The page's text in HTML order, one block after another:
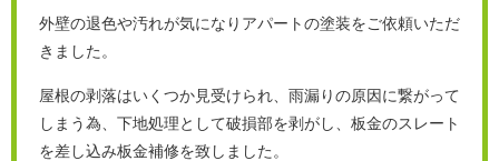
外壁の退色や汚れが気になりアパートの塗装をご依頼いただ
きました。
屋根の剥落はいくつか見受けられ、雨漏りの原因に繋がって
しまう為、下地処理として破損部を剥がし、板金のスレート
を差し込み板金補修を致しました。